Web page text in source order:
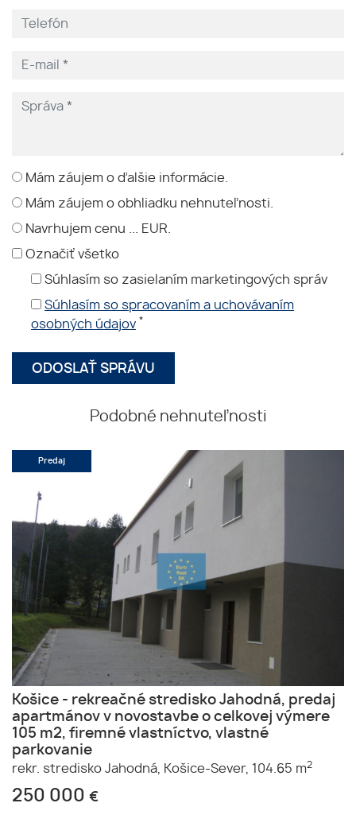
Mám záujem o ďalšie informácie.
Mám záujem o obhliadku nehnuteľnosti.
Navrhujem cenu ... EUR.
Označiť všetko
Súhlasím so zasielaním marketingových správ
Súhlasím so spracovaním a uchovávaním
osobných údajov *
Podobné nehnuteľnosti
Predaj
Košice - rekreačné stredisko Jahodná, predaj
apartmánov v novostavbe o celkovej výmere
105 m2, firemné vlastníctvo, vlastné
parkovanie
rekr. stredisko Jahodná, Košice-Sever, 104.65 m2
250 000 €